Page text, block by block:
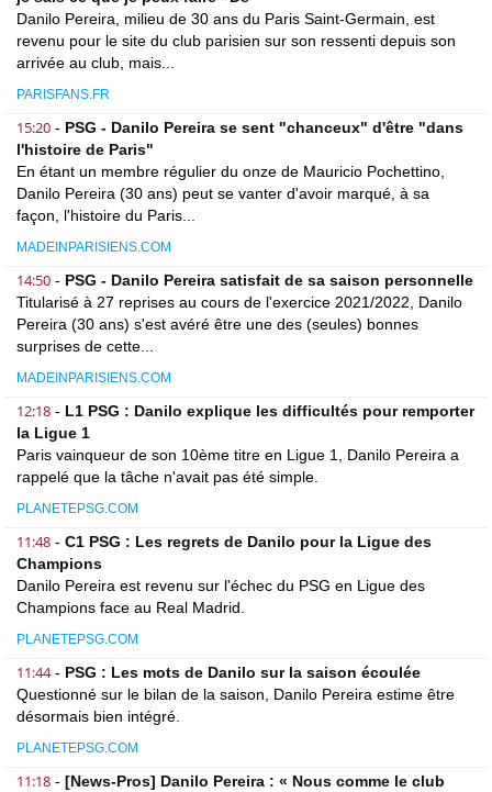
Danilo Pereira, milieu de 30 ans du Paris Saint-Germain, est
revenu pour le site du club parisien sur son ressenti depuis son
arrivée au club, mais...
PARISFANS.FR
15:20 - PSG - Danilo Pereira se sent "chanceux" d'être "dans
l'histoire de Paris"
En étant un membre régulier du onze de Mauricio Pochettino,
Danilo Pereira (30 ans) peut se vanter d'avoir marqué, à sa
façon, l'histoire du Paris...
MADEINPARISIENS.COM
14:50 - PSG - Danilo Pereira satisfait de sa saison personnelle
Titularisé à 27 reprises au cours de l'exercice 2021/2022, Danilo
Pereira (30 ans) s'est avéré être une des (seules) bonnes
surprises de cette...
MADEINPARISIENS.COM
12:18 - L1 PSG : Danilo explique les difficultés pour remporter
la Ligue 1
Paris vainqueur de son 10ème titre en Ligue 1, Danilo Pereira a
rappelé que la tâche n'avait pas été simple.
PLANETEPSG.COM
11:48 - C1 PSG : Les regrets de Danilo pour la Ligue des
Champions
Danilo Pereira est revenu sur l'échec du PSG en Ligue des
Champions face au Real Madrid.
PLANETEPSG.COM
11:44- PSG : Les mots de Danilo sur la saison écoulée
Questionné sur le bilan de la saison, Danilo Pereira estime être
désormais bien intégré.
PLANETEPSG.COM
11:18 - [News-Pros] Danilo Pereira : « Nous comme le club